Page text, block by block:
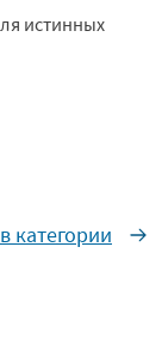
истинных
категории